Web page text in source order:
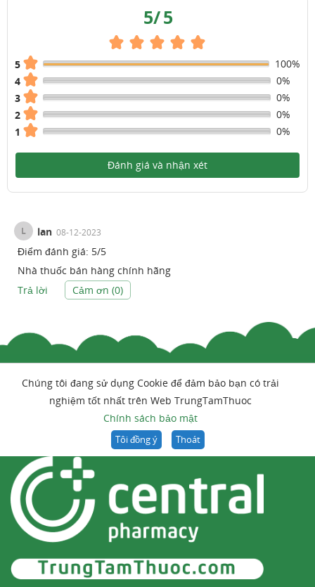
5/5
5
100%
4
0%
3
0%
2
0%
1
0%
Đánh giá và nhận xét
L lan 08-12-2023
Điểm đánh giá: 5/5
Nhà thuốc bán hàng chính hãng
Trả lời
Cảm ơn (0)
Chúng tôi đang sử dụng Cookie để đảm bảo bạn có trải
nghiệm tốt nhất trên Web TrungTamThuoc
Chính sách bảo mật
Tôi đồng ý Thoát